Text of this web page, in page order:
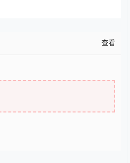
查看